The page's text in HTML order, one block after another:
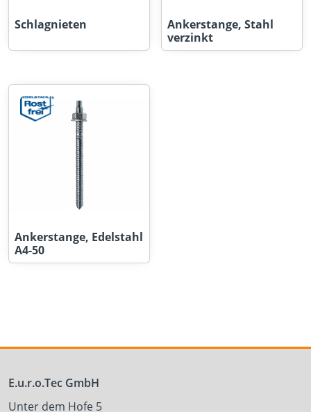
Schlagnieten
Ankerstange, Stahl
verzinkt
Ankerstange, Edelstahl
A4-50
E.u.r.o.Tec GmbH
Unter dem Hofe 5